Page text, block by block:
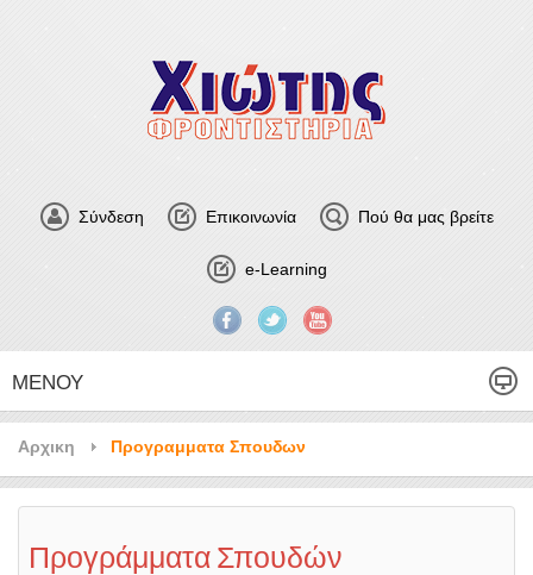
Σύνδεση Επικοινωνία Πού θα μας βρείτε
e-Learning
ΜΕΝΟΎ
Αρχικη Προγραμματα Σπουδων
Προγράμματα Σπουδών